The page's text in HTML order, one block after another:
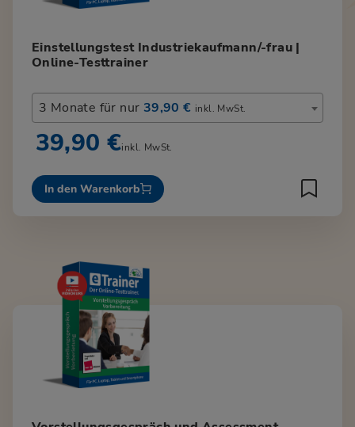
Einstellungstest Industriekaufmann/-frau |
Online-Testtrainer
3 Monate für nur 39,90 € inkl. MwSt.
39,90 €inkl. MwSt.
In den Warenkorb